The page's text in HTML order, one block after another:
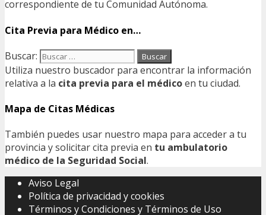
correspondiente de tu Comunidad Autónoma.
Cita Previa para Médico en…
Buscar:
Utiliza nuestro buscador para encontrar la información
relativa a la cita previa para el médicoen tu ciudad.
Mapa de Citas Médicas
También puedes usar nuestro mapa para acceder a tu
provincia y solicitar cita previa en tu ambulatorio
médico de la Seguridad Social.
Aviso Legal
Política de privacidad y cookies
Términos y Condiciones y Términos de Uso